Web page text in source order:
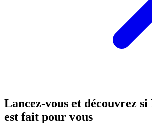
Lancez-vous et découvrez
est fait pour vous